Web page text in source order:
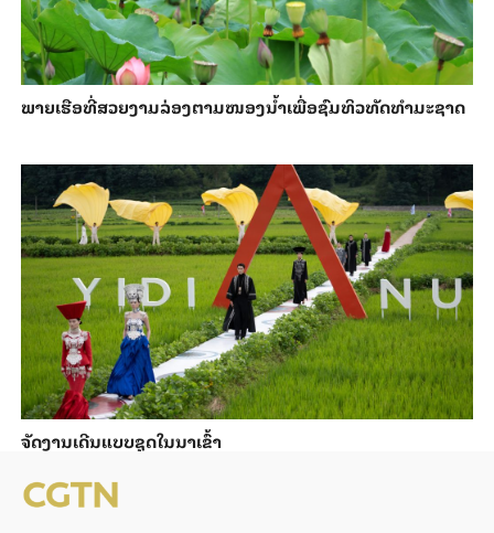
ພາຍ​ເຮືອທີ່​ສວຍ​ງາມ​ລ່ອງ​ຕາມ​​ໜອງນ້ຳ​​ເພື່ອ​ຊົມ​ທິວ​ທັດ​ທຳ​ມະ​ຊາດ
ຈັດງານເດີນແບບຊຸດໃນນາເຂົ້າ